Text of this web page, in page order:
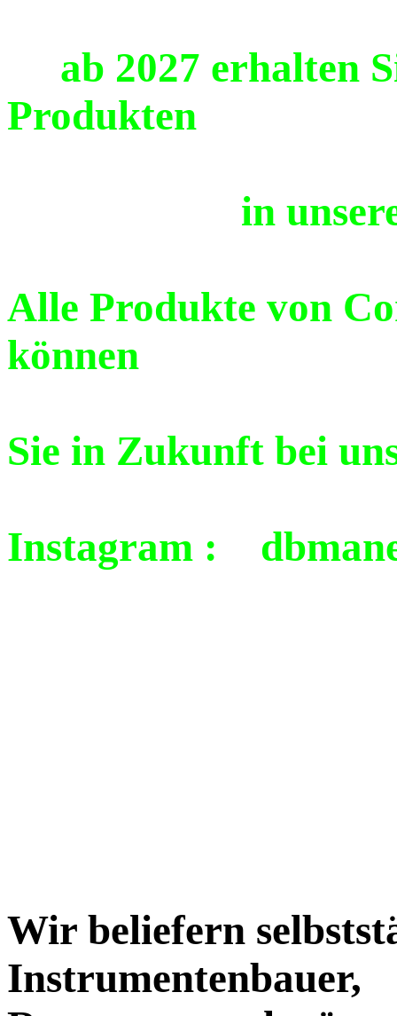
ab 2027 erhalten
Produkten
in unserem
Alle Produkte von
können
Sie in Zukunft bei
Instagram :
Wir beliefern
Instrumentenbauer,